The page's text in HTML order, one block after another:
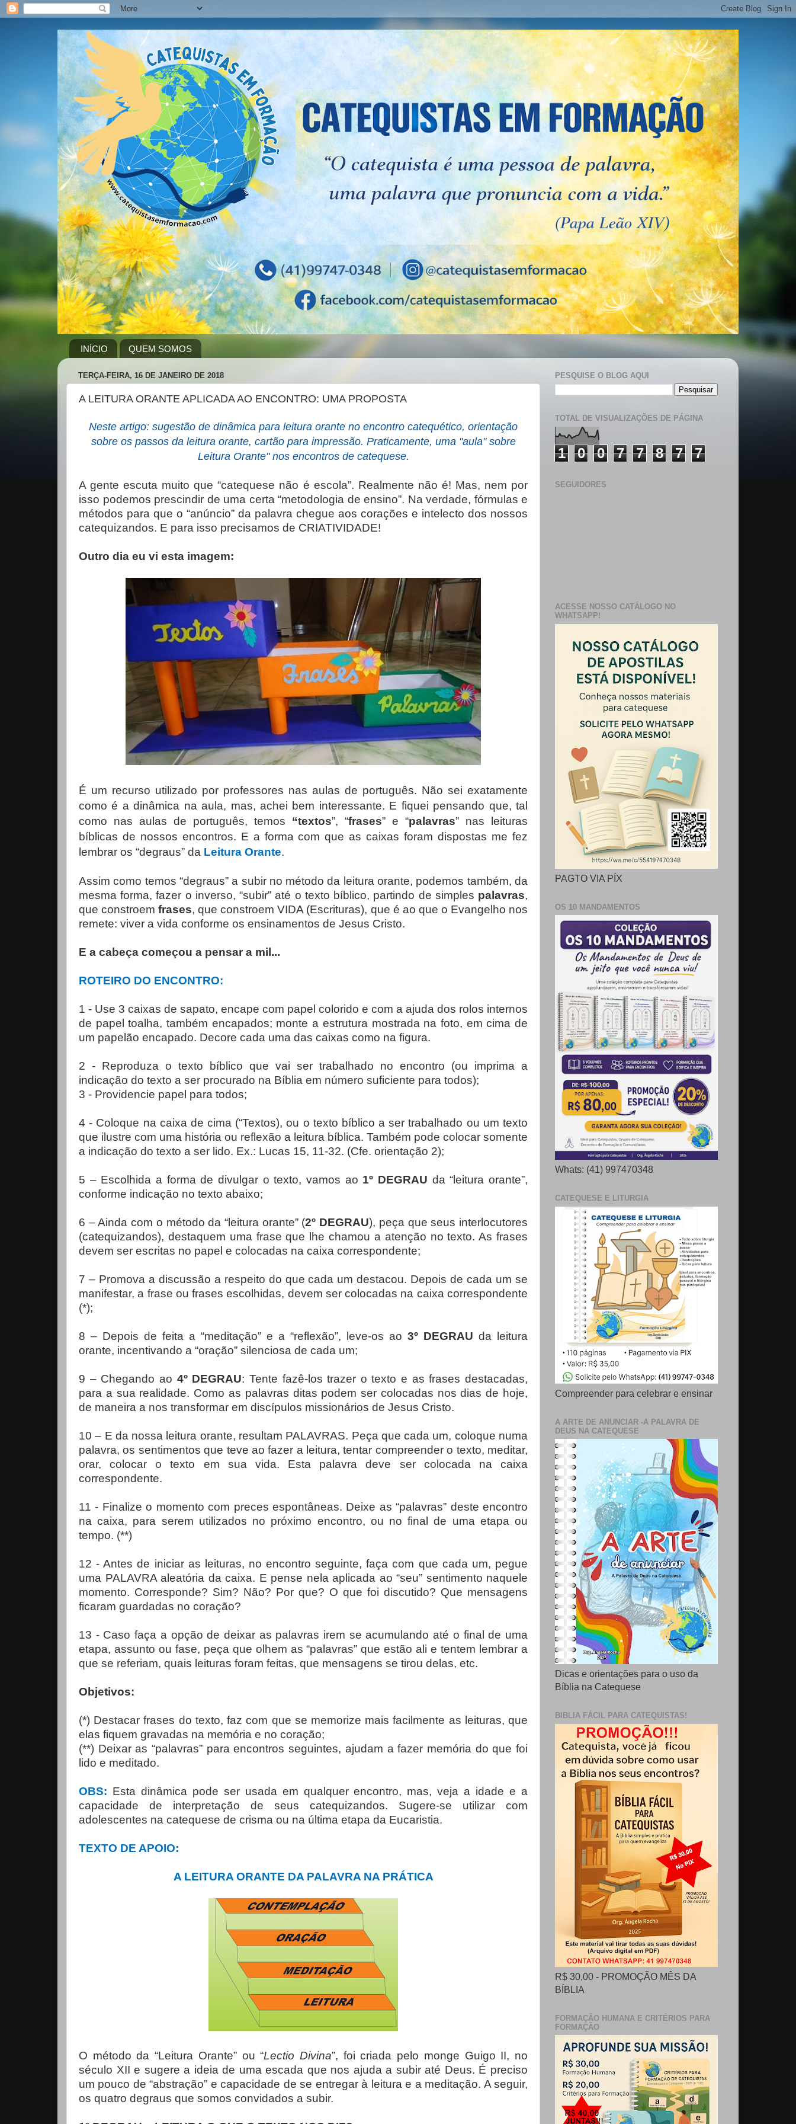
INÍCIO QUEM SOMOS
TERÇA-FEIRA, 16 DE JANEIRO DE 2018
A LEITURA ORANTE APLICADA AO ENCONTRO: UMA PROPOSTA
Neste artigo: sugestão de dinâmica para leitura orante no encontro catequético, orientação
sobre os passos da leitura orante, cartão para impressão. Praticamente, uma "aula" sobre
Leitura Orante" nos encontros de catequese.
A gente escuta muito que “catequese não é escola”. Realmente não é! Mas, nem por
isso podemos prescindir de uma certa “metodologia de ensino”. Na verdade, fórmulas e
métodos para que o “anúncio” da palavra chegue aos corações e intelecto dos nossos
catequizandos. E para isso precisamos de CRIATIVIDADE!
Outro dia eu vi esta imagem:
É um recurso utilizado por professores nas aulas de português. Não sei exatamente
como é a dinâmica na aula, mas, achei bem interessante. E fiquei pensando que, tal
como nas aulas de português, temos “textos”, “frases” e “palavras” nas leituras
bíblicas de nossos encontros. E a forma com que as caixas foram dispostas me fez
lembrar os “degraus” da Leitura Orante.
Assim como temos “degraus” a subir no método da leitura orante, podemos também, da
mesma forma, fazer o inverso, “subir” até o texto bíblico, partindo de simples palavras,
que constroemfrases, que constroem VIDA (Escrituras), que é ao que o Evangelho nos
remete: viver a vida conforme os ensinamentos de Jesus Cristo.
E a cabeça começou a pensar a mil...
ROTEIRO DO ENCONTRO:
1 - Use 3 caixas de sapato, encape com papel colorido e com a ajuda dos rolos internos
de papel toalha, também encapados; monte a estrutura mostrada na foto, em cima de
um papelão encapado. Decore cada uma das caixas como na figura.
2 - Reproduza o texto bíblico que vai ser trabalhado no encontro (ou imprima a
indicação do texto a ser procurado na Bíblia em número suficiente para todos);
3 - Providencie papel para todos;
4 - Coloque na caixa de cima (“Textos), ou o texto bíblico a ser trabalhado ou um texto
que ilustre com uma história ou reflexão a leitura bíblica. Também pode colocar somente
a indicação do texto a ser lido. Ex.: Lucas 15, 11-32. (Cfe. orientação 2);
5 – Escolhida a forma de divulgar o texto, vamos ao 1º DEGRAU da “leitura orante”,
conforme indicação no texto abaixo;
6 – Ainda com o método da “leitura orante” (2º DEGRAU), peça que seus interlocutores
(catequizandos), destaquem uma frase que lhe chamou a atenção no texto. As frases
devem ser escritas no papel e colocadas na caixa correspondente;
7 – Promova a discussão a respeito do que cada um destacou. Depois de cada um se
manifestar, a frase ou frases escolhidas, devem ser colocadas na caixa correspondente
(*);
8 – Depois de feita a “meditação” e a “reflexão”, leve-os ao 3º DEGRAU da leitura
orante, incentivando a “oração” silenciosa de cada um;
9 – Chegando ao 4º DEGRAU: Tente fazê-los trazer o texto e as frases destacadas,
para a sua realidade. Como as palavras ditas podem ser colocadas nos dias de hoje,
de maneira a nos transformar em discípulos missionários de Jesus Cristo.
10 – E da nossa leitura orante, resultam PALAVRAS. Peça que cada um, coloque numa
palavra, os sentimentos que teve ao fazer a leitura, tentar compreender o texto, meditar,
orar, colocar o texto em sua vida. Esta palavra deve ser colocada na caixa
correspondente.
11 - Finalize o momento com preces espontâneas. Deixe as “palavras” deste encontro
na caixa, para serem utilizados no próximo encontro, ou no final de uma etapa ou
tempo. (**)
12 - Antes de iniciar as leituras, no encontro seguinte, faça com que cada um, pegue
uma PALAVRA aleatória da caixa. E pense nela aplicada ao “seu” sentimento naquele
momento. Corresponde? Sim? Não? Por que? O que foi discutido? Que mensagens
ficaram guardadas no coração?
13 - Caso faça a opção de deixar as palavras irem se acumulando até o final de uma
etapa, assunto ou fase, peça que olhem as “palavras” que estão ali e tentem lembrar a
que se referiam, quais leituras foram feitas, que mensagens se tirou delas, etc.
Objetivos:
(*) Destacar frases do texto, faz com que se memorize mais facilmente as leituras, que
elas fiquem gravadas na memória e no coração;
(**) Deixar as “palavras” para encontros seguintes, ajudam a fazer memória do que foi
lido e meditado.
OBS: Esta dinâmica pode ser usada em qualquer encontro, mas, veja a idade e a
capacidade de interpretação de seus catequizandos. Sugere-se utilizar com
adolescentes na catequese de crisma ou na última etapa da Eucaristia.
TEXTO DE APOIO:
A LEITURA ORANTE DA PALAVRA NA PRÁTICA
O método da “Leitura Orante” ou “Lectio Divina”, foi criada pelo monge Guigo II, no
século XII e sugere a ideia de uma escada que nos ajuda a subir até Deus. É preciso
um pouco de “abstração” e capacidade de se entregar à leitura e a meditação. A seguir,
os quatro degraus que somos convidados a subir.
PESQUISE O BLOG AQUI
TOTAL DE VISUALIZAÇÕES DE PÁGINA
1 0 0 7 7 8 7 7
SEGUIDORES
ACESSE NOSSO CATÁLOGO NO
WHATSAPP!
PAGTO VIA PÍX
OS 10 MANDAMENTOS
Whats: (41) 997470348
CATEQUESE E LITURGIA
Compreender para celebrar e ensinar
A ARTE DE ANUNCIAR -A PALAVRA DE
DEUS NA CATEQUESE
Dicas e orientações para o uso da
Bíblia na Catequese
BIBLIA FÁCIL PARA CATEQUISTAS!
R$ 30,00 - PROMOÇÃO MÊS DA
BÍBLIA
FORMAÇÃO HUMANA E CRITÉRIOS PARA
FORMAÇÃO